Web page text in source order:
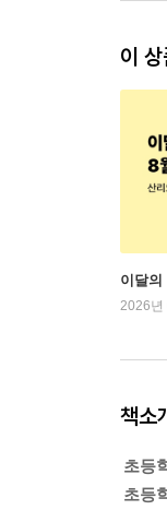
이
이달의
2026년
책소
초등
초등